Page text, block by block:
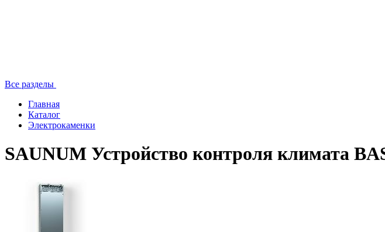
Все разделы
Главная
Каталог
Электрокаменки
SAUNUM Устройство контроля климата